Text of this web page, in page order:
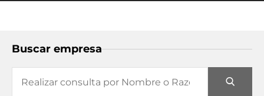
Buscar empresa